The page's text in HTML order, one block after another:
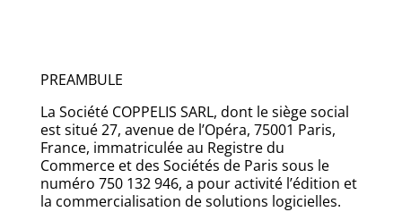
PREAMBULE
La Société COPPELIS SARL, dont le siège social
est situé 27, avenue de l’Opéra, 75001 Paris,
France, immatriculée au Registre du
Commerce et des Sociétés de Paris sous le
numéro 750 132 946, a pour activité l’édition et
la commercialisation de solutions logicielles.